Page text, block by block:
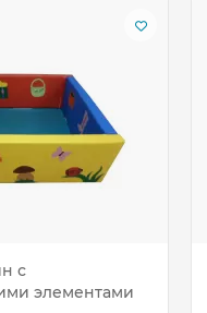
с
элементами